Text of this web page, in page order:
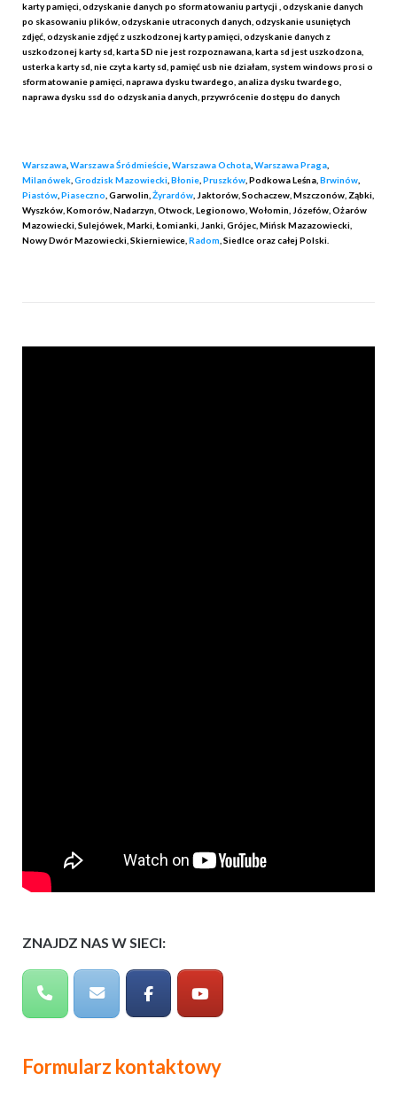
karty pamięci, odzyskanie danych po sformatowaniu partycji , odzyskanie danych
po skasowaniu plików, odzyskanie utraconych danych, odzyskanie usuniętych
zdjęć, odzyskanie zdjęć z uszkodzonej karty pamięci, odzyskanie danych z
uszkodzonej karty sd, karta SD nie jest rozpoznawana, karta sd jest uszkodzona,
usterka karty sd, nie czyta karty sd, pamięć usb nie działam, system windows prosi o
sformatowanie pamięci, naprawa dysku twardego, analiza dysku twardego,
naprawa dysku ssd do odzyskania danych, przywrócenie dostępu do danych
Warszawa, Warszawa Śródmieście, Warszawa Ochota, Warszawa Praga,
Milanówek, Grodzisk Mazowiecki Błonie, Pruszków, Podkowa Leśna, Brwinów,
Piastów, Piaseczno , Garwolin, Żyrardów, Jaktorów, Sochaczew, Mszczonów, Ząbki,
Wyszków, Komorów, Nadarzyn, Otwock, Legionowo, Wołomin, Józefów, Ożarów
Mazowiecki, Sulejówek, Marki, Łomianki, Janki, Grójec, Mińsk Mazazowiecki,
Nowy Dwór Mazowiecki, Skierniewice, Radom , Siedlce oraz całej Polski.
ZNAJDZ NAS W SIECI:
Formularz kontaktowy